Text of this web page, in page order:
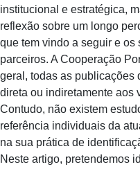
institucional e estratégica,
reflexão sobre um longo
que tem vindo a seguir e
parceiros. A Cooperação
geral, todas as publicações
direta ou indiretamente aos
Contudo, não existem
referência individuais da
na sua prática de
Neste artigo, pretendemos